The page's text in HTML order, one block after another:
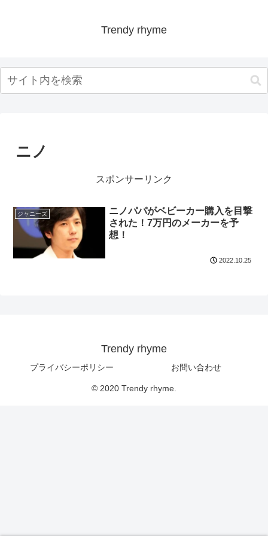
Trendy rhyme
ニノ
スポンサーリンク
ジャニーズ
ニノパパがベビーカー購入を目撃
された！7万円のメーカーを予
想！
2022.10.25
Trendy rhyme
プライバシーポリシー お問い合わせ
© 2020 Trendy rhyme.